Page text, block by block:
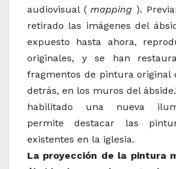
audiovisual (mapping ).
retirado las imágenes del
expuesto hasta ahora,
originales, y se han
fragmentos de pintura original
detrás, en los muros del ábside.
habilitado una nueva
permite destacar las
existentes en la iglesia.
La proyección de la pintura